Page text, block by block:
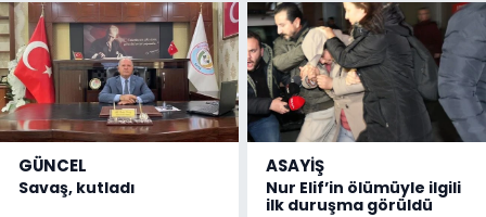
GÜNCEL
Savaş, kutladı
ASAYİŞ
Nur Elif’in ölümüyle ilgili
ilk duruşma görüldü